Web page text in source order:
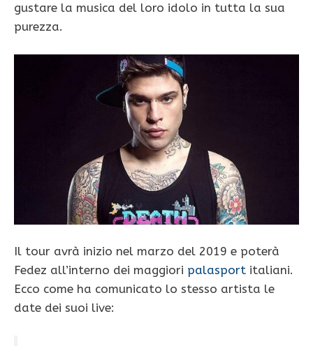
gustare la musica del loro idolo in tutta la sua
purezza.
Il tour avrà inizio nel marzo del 2019 e poterà
Fedez all’interno dei maggiori palasport italiani.
Ecco come ha comunicato lo stesso artista le
date dei suoi live: